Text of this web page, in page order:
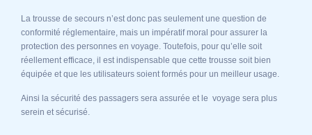
La trousse de secours n’est donc pas seulement une question de
conformité réglementaire, mais un impératif moral pour assurer la
protection des personnes en voyage. Toutefois, pour qu’elle soit
réellement efficace, il est indispensable que cette trousse soit bien
équipée et que les utilisateurs soient formés pour un meilleur usage.
Ainsi la sécurité des passagers sera assurée et le voyage sera plus
serein et sécurisé.